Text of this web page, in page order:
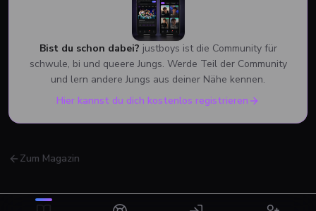
Bist du schon dabei? justboys ist die Community für
schwule, bi und queere Jungs. Werde Teil der Community
und lern andere Jungs aus deiner Nähe kennen.
Hier kannst du dich kostenlos registrieren
Zum Magazin
Bei Google Play öffnen